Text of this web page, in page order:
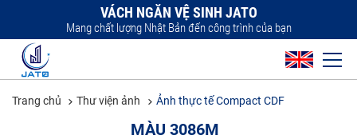
VÁCH NGĂN VỆ SINH JATO
Mang chất lượng Nhật Bản đến công trình của bạn
Trang chủ Thư viện ảnh Ảnh thực tế Compact CDF
MÀU 3086M_